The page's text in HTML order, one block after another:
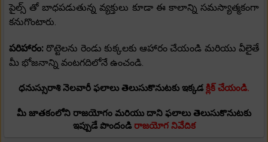
పైల్స్ తో బాధపడుతున్న వ్యక్తులు కూడా ఈ కాలాన్ని సమస్యాత్మకంగా
కనుగొంటారు.
పరిహారం:రొట్టెలను రెండు కుక్కలకు ఆహారం చేయండి మరియు వీలైతే
మీ భోజనాన్ని వంటగదిలోనే ఉంచండి.
ధనుస్సురాశి నెలవారీ ఫలాలు తెలుసుకొనుటకు ఇక్కడ క్లిక్ చేయండి.
మీ జాతకంలోని రాజయోగం మరియు దాని ఫలాలు తెలుసుకొనుటకు
ఇప్పుడే పొందండి రాజయోగ నివేదిక